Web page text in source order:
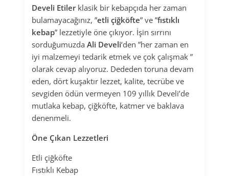
Develi Etilerklasik bir kebapçıda her zaman
bulamayacağınız, ”etli çiğköfte” ve ”fıstıklı
kebap” lezzetiyle öne çıkıyor. İşin sırrını
sorduğumuzda Ali Develi‘den ”her zaman en
iyi malzemeyi tedarik etmek ve çok çalışmak ”
olarak cevap alıyoruz. Dededen toruna devam
eden, dört kuşaktır lezzet, kalite, tecrübe ve
sevgiden ödün vermeyen 109 yıllık Develi’de
mutlaka kebap, çiğköfte, katmer ve baklava
denenmeli.
Öne Çıkan Lezzetleri
Etli çiğköfte
Fıstıklı Kebap